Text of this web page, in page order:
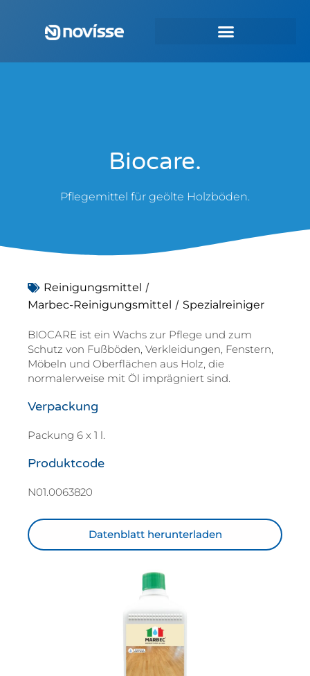
Biocare.
Pflegemittel für geölte Holzböden.
Reinigungsmittel /
Marbec-Reinigungsmittel / Spezialreiniger
BIOCARE ist ein Wachs zur Pflege und zum
Schutz von Fußböden, Verkleidungen, Fenstern,
Möbeln und Oberflächen aus Holz, die
normalerweise mit Öl imprägniert sind.
Verpackung
Packung 6 x 1 l.
Produktcode
N01.0063820
Datenblatt herunterladen